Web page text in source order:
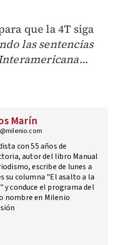
que la 4T siga
las sentencias
Marín
con 55 años de
autor del libro Manual
escribe de lunes a
su columna "El asalto a la
y conduce el programa del
nombre en Milenio